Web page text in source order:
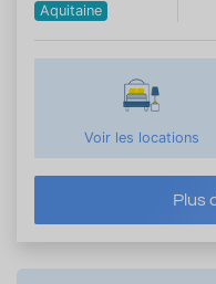
Aquitaine
Voir les locations
Plus